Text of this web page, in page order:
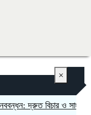
দ্রুত বিচার ও সাংবাদিকদের
×